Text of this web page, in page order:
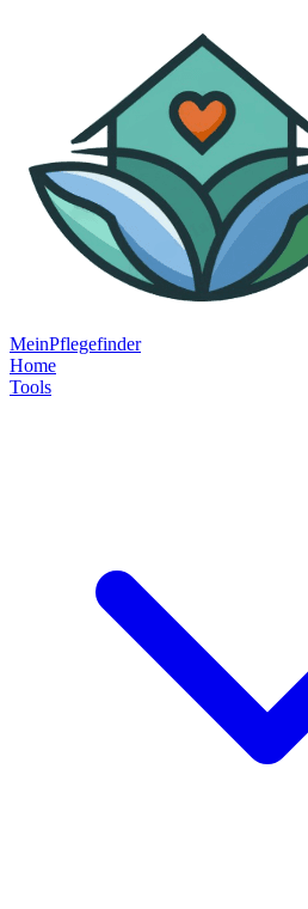
MeinPflegefinder
Home
Tools